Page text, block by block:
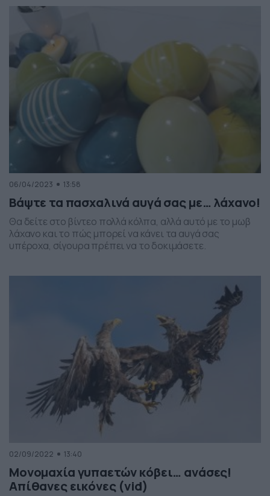
βίντεο…
06/04/2023 13:58
Βάψτε τα πασχαλινά αυγά σας με… λάχανο!
Θα δείτε στο βίντεο πολλά κόλπα, αλλά αυτό με το μωβ
λάχανο και το πώς μπορεί να κάνει τα αυγά σας
υπέροχα, σίγουρα πρέπει να το δοκιμάσετε.
02/09/2022 13:40
Μονομαχία γυπαετών κόβει… ανάσες!
Απίθανες εικόνες (vid)